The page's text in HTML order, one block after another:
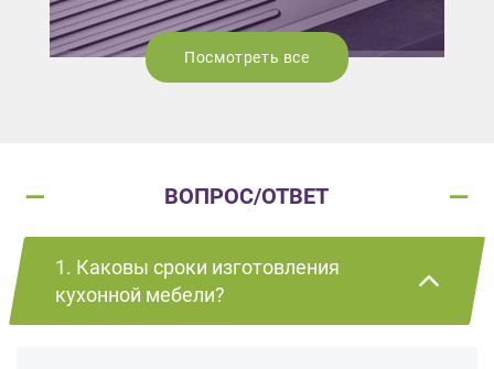
Посмотреть все
ВОПРОС/ОТВЕТ
1. Каковы сроки изготовления
кухонной мебели?